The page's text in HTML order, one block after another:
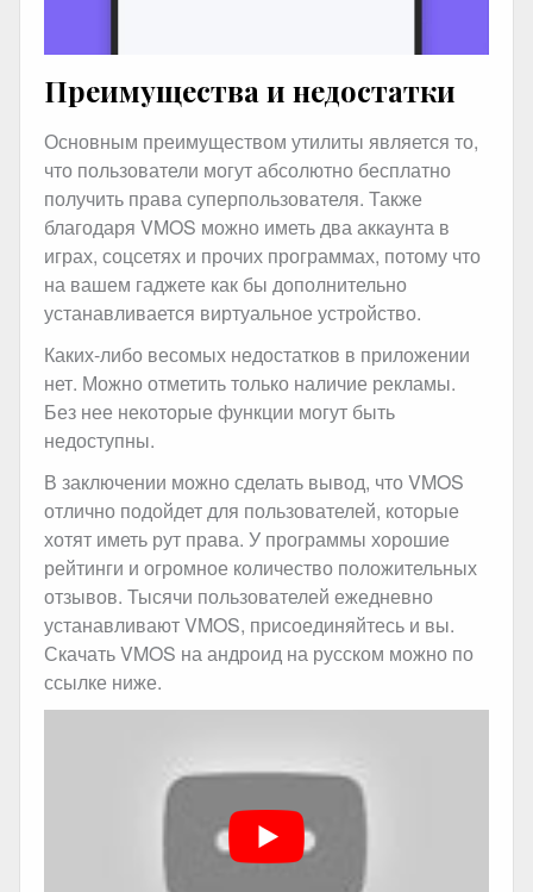
Преимущества и недостатки
Основным преимуществом утилиты является то,
что пользователи могут абсолютно бесплатно
получить права суперпользователя. Также
благодаря VMOS можно иметь два аккаунта в
играх, соцсетях и прочих программах, потому что
на вашем гаджете как бы дополнительно
устанавливается виртуальное устройство.
Каких-либо весомых недостатков в приложении
нет. Можно отметить только наличие рекламы.
Без нее некоторые функции могут быть
недоступны.
В заключении можно сделать вывод, что VMOS
отлично подойдет для пользователей, которые
хотят иметь рут права. У программы хорошие
рейтинги и огромное количество положительных
отзывов. Тысячи пользователей ежедневно
устанавливают VMOS, присоединяйтесь и вы.
Скачать VMOS на андроид на русском можно по
ссылке ниже.